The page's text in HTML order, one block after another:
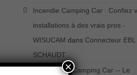
Incendie Camping Car : Confiez
installations à des vrais pros -
WISUCAM dans Connecteur EBL
SCHAUDT
La CiBi et le Camping Car -- Le
×